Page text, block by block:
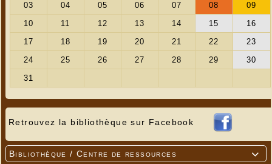
Retrouvez la bibliothèque sur Facebook

Bibliothèque / Centre de ressources